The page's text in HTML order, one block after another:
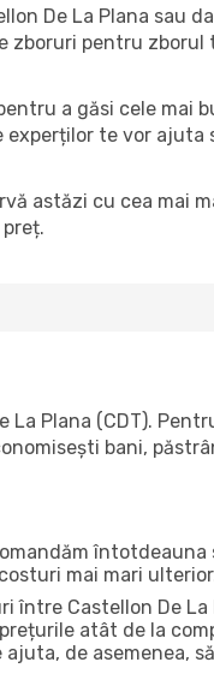
De La Plana sau
zboruri pentru zborul
a găsi cele mai
te vor ajuta
astăzi cu cea mai
Plana (CDT).
bani,
întotdeauna
mai mari
între Castellon De La
atât de la
de asemenea, să